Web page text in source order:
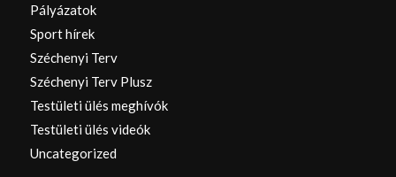
Pályázatok
Sport hírek
Széchenyi Terv
Széchenyi Terv Plusz
Testületi ülés meghívók
Testületi ülés videók
Uncategorized